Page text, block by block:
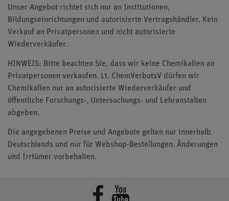
Unser Angebot richtet sich nur an Institutionen,
Bildungseinrichtungen und autorisierte Vertragshändler. Kein
Verkauf an Privatpersonen und nicht autorisierte
Wiederverkäufer.
HINWEIS: Bitte beachten Sie, dass wir keine Chemikalien an
Privatpersonen verkaufen. Lt. ChemVerbotsV dürfen wir
Chemikalien nur an autorisierte Wiederverkäufer und
öffentliche Forschungs-, Untersuchungs- und Lehranstalten
abgeben.
Die angegebenen Preise und Angebote gelten nur innerhalb
Deutschlands und nur für Webshop-Bestellungen. Änderungen
und Irrtümer vorbehalten.